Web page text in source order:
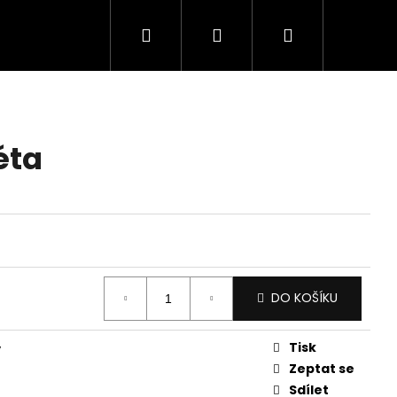
Hledat PřihlášeníNákupní
DO KOŠÍKU
Tisk
Zeptat se
Sdílet